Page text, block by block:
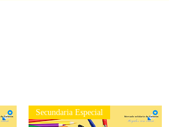
Secundaria Especial